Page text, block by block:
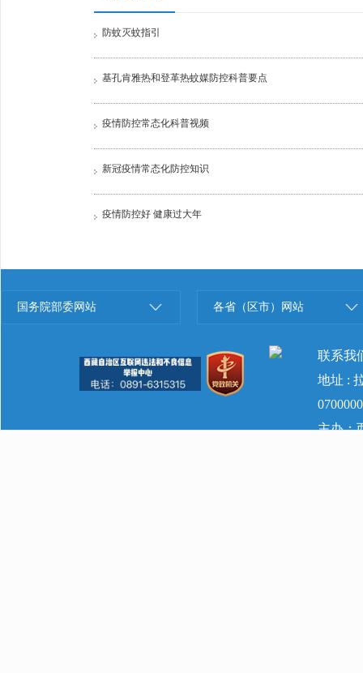
防蚊灭蚊指引
基孔肯雅热和登革热蚊媒防控科普要点
疫情防控常态化科普视频
新冠疫情常态化防控知识
疫情防控好 健康过大年
国务院部委网站 各省（区市）网站
联系我
地址 :
主办：